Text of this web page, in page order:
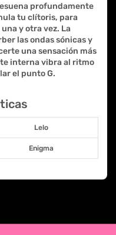
profundamente
tu clítoris, para
y otra vez. La
las ondas sónicas y
una sensación más
interna vibra al ritmo
el punto G.
Lelo
Enigma